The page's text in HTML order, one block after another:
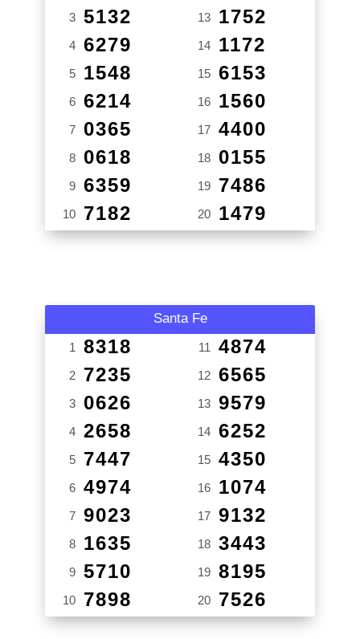
3 5132
4 6279
5 1548
6 6214
7 0365
8 0618
9 6359
10 7182
13 1752
14 1172
15 6153
16 1560
17 4400
18 0155
19 7486
20 1479
Santa Fe
1 8318
2 7235
3 0626
4 2658
5 7447
6 4974
7 9023
8 1635
9 5710
10 7898
11 4874
12 6565
13 9579
14 6252
15 4350
16 1074
17 9132
18 3443
19 8195
20 7526